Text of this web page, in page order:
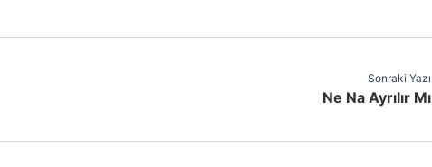
Sonraki Yazı
Ne Na Ayrılır Mı